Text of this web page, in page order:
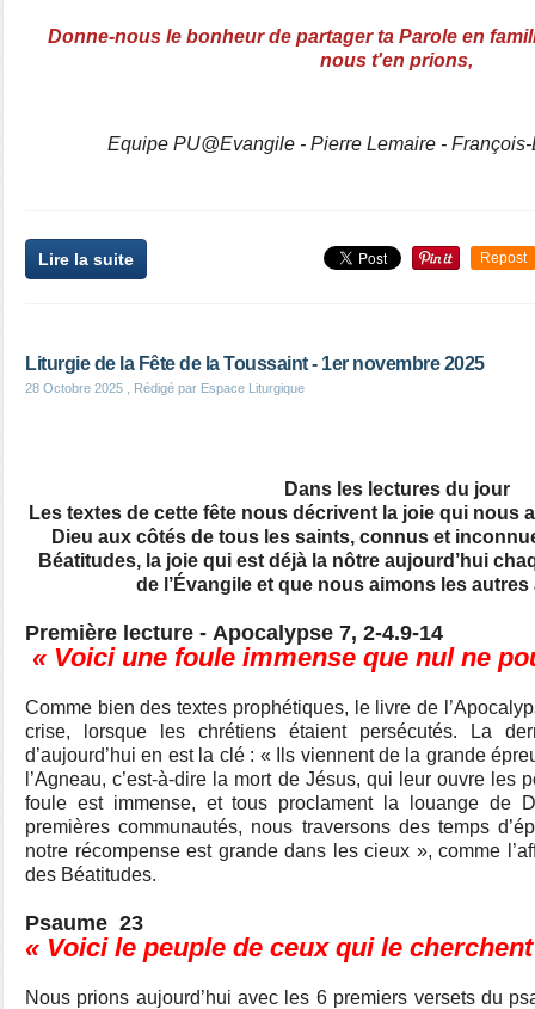
Donne-nous le bonheur de partager ta Parole en
nous t'en prions,
Equipe PU@Evangile - Pierre Lemaire -
Lire la suite Repost
Liturgie de la Fête de la Toussaint - 1er novembre 2025
28 Octobre 2025 , Rédigé par Espace Liturgique
Dans les lectures du jour
Les textes de cette fête nous décrivent la joie qui nous
Dieu aux côtés de tous les saints, connus et
Béatitudes, la joie qui est déjà la nôtre aujourd’hui
de l’Évangile et que nous aimons les
Première lecture - Apocalypse 7, 2-4.9-14
« Voici une foule immense que nul ne
Comme bien des textes prophétiques, le livre de
crise, lorsque les chrétiens étaient persécutés. La
d’aujourd’hui en est la clé : « Ils viennent de la grande
l’Agneau, c’est-à-dire la mort de Jésus, qui leur ouvre les
foule est immense, et tous proclament la louange de
premières communautés, nous traversons des temps
notre récompense est grande dans les cieux », comme
des Béatitudes.
Psaume 23
« Voici le peuple de ceux qui le
Nous prions aujourd’hui avec les 6 premiers versets du